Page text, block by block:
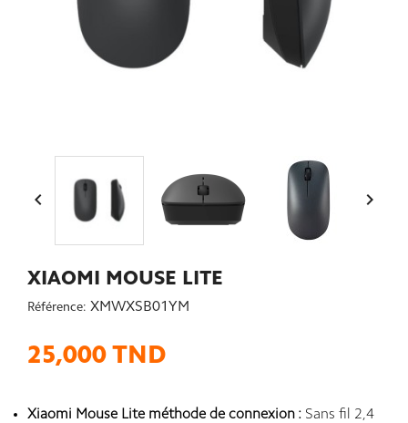
 
XIAOMI MOUSE LITE
Référence: XMWXSB01YM
25,000 TND
Xiaomi Mouse Lite méthode de connexion : Sans fil 2,4